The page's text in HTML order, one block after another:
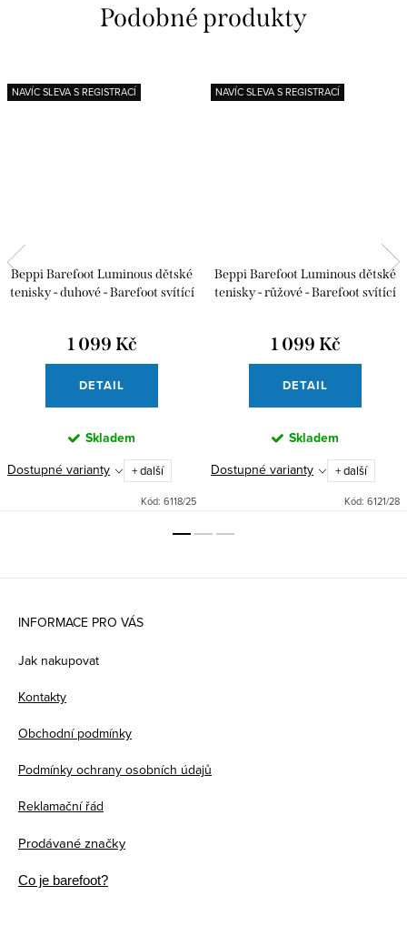
NAVÍC SLEVA S REGISTRACÍ
Beppi Barefoot Luminous dětské
tenisky - duhové - Barefoot svítící
1 099 Kč
DETAIL
Skladem
Dostupné varianty
+ další
Kód: 6118/25
NAVÍC SLEVA S REGISTRACÍ
Beppi Barefoot Luminous dětské
tenisky - růžové - Barefoot svítící
1 099 Kč
DETAIL
Skladem
Dostupné varianty
+ další
Kód: 6121/28
INFORMACE PRO VÁS
Jak nakupovat
Kontakty
Obchodní podmínky
Podmínky ochrany osobních údajů
Reklamační řád
Prodávané značky
Co je barefoot?